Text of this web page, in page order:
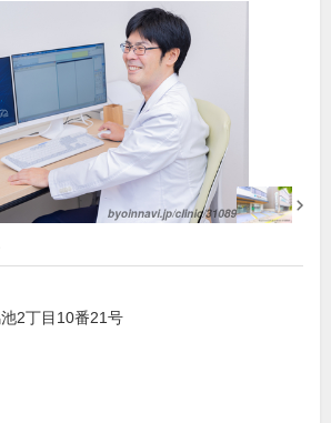
2丁目10番21号